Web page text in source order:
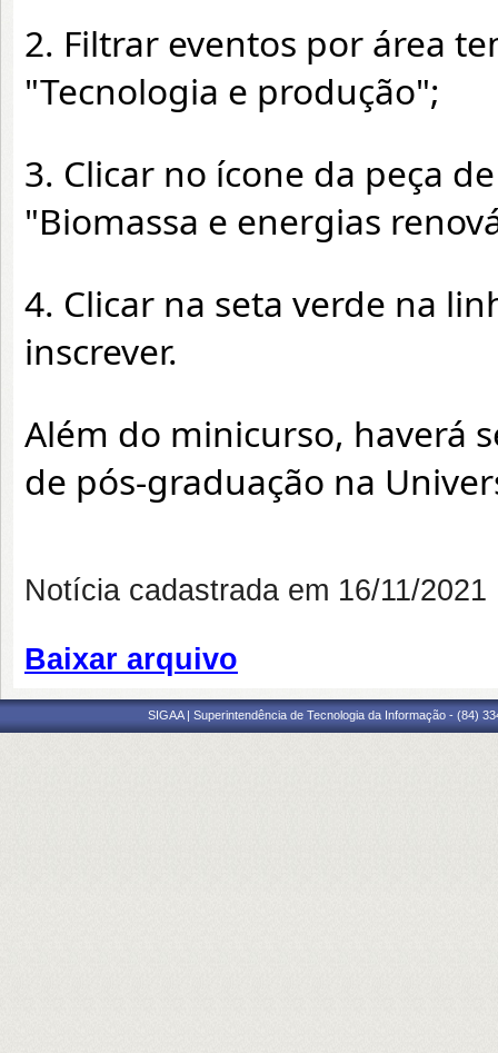
2. Filtrar eventos por área
"Tecnologia e produção";
3. Clicar no ícone da peça
"Biomassa e energias
4. Clicar na seta verde na
inscrever.
Além do minicurso, haverá
de pós-graduação na
Notícia cadastrada em 16/11/
Baixar arquivo
SIGAA | Superintendência de Tecnologia da Informação - (84)